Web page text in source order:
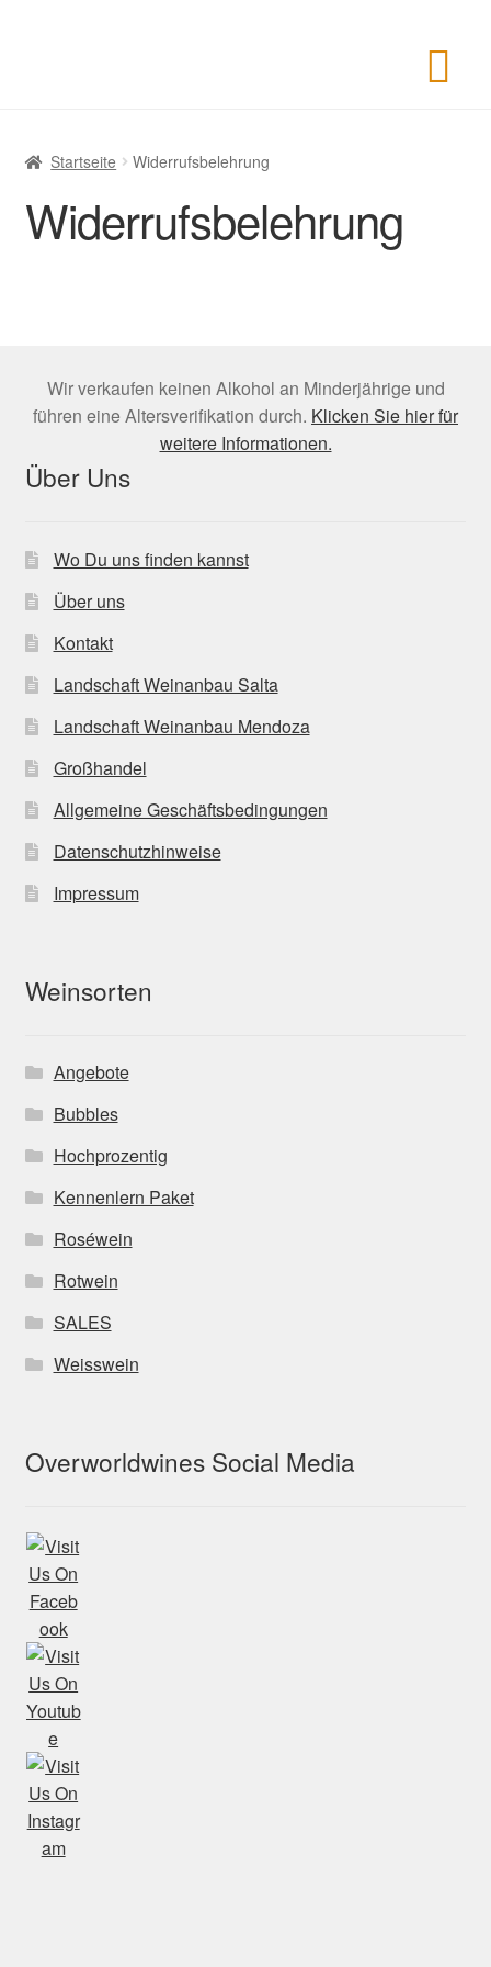
Startseite Widerrufsbelehrung
Widerrufsbelehrung
Wir verkaufen keinen Alkohol an Minderjährige und
führen eine Altersverifikation durch. Klicken Sie hier für
weitere Informationen.
Über Uns
Wo Du uns finden kannst
Über uns
Kontakt
Landschaft Weinanbau Salta
Landschaft Weinanbau Mendoza
Großhandel
Allgemeine Geschäftsbedingungen
Datenschutzhinweise
Impressum
Weinsorten
Angebote
Bubbles
Hochprozentig
Kennenlern Paket
Roséwein
Rotwein
SALES
Weisswein
Overworldwines Social Media